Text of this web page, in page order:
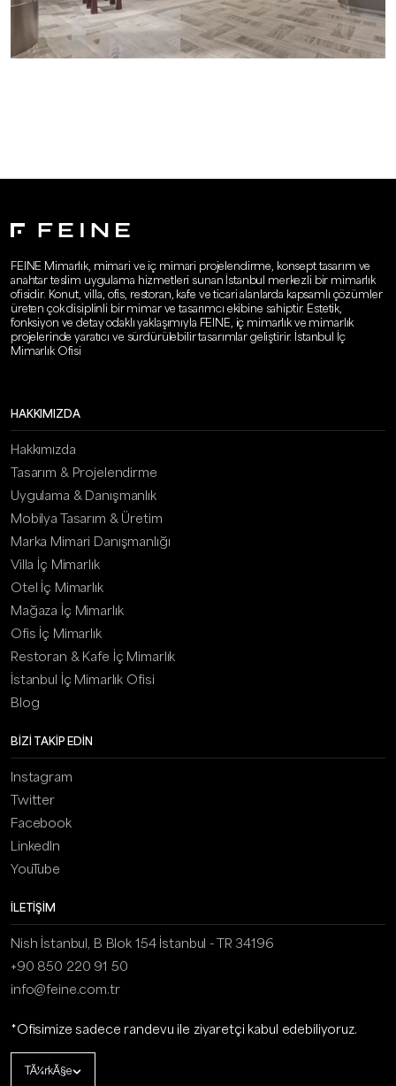
FEINE Mimarlık, mimari ve iç mimari projelendirme, konsept tasarım ve
anahtar teslim uygulama hizmetleri sunan İstanbul merkezli bir mimarlık
ofisidir. Konut, villa, ofis, restoran, kafe ve ticari alanlarda kapsamlı çözümler
üreten çok disiplinli bir mimar ve tasarımcı ekibine sahiptir. Estetik,
fonksiyon ve detay odaklı yaklaşımıyla FEINE, iç mimarlık ve mimarlık
projelerinde yaratıcı ve sürdürülebilir tasarımlar geliştirir. İstanbul İç
Mimarlık Ofisi
HAKKIMIZDA
Hakkımızda
Tasarım & Projelendirme
Uygulama & Danışmanlık
Mobilya Tasarım & Üretim
Marka Mimari Danışmanlığı
Villa İç Mimarlık
Otel İç Mimarlık
Mağaza İç Mimarlık
Ofis İç Mimarlık
Restoran & Kafe İç Mimarlık
İstanbul İç Mimarlık Ofisi
Blog
BIZI TAKIP EDIN
Instagram
Twitter
Facebook
LinkedIn
YouTube
İLETİŞİM
Nish İstanbul, B Blok 154 İstanbul - TR 34196
+90 850 220 91 50
info@feine.com.tr
*Ofisimize sadece randevu ile ziyaretçi kabul edebiliyoruz.
TÃ¼rkÃ§e